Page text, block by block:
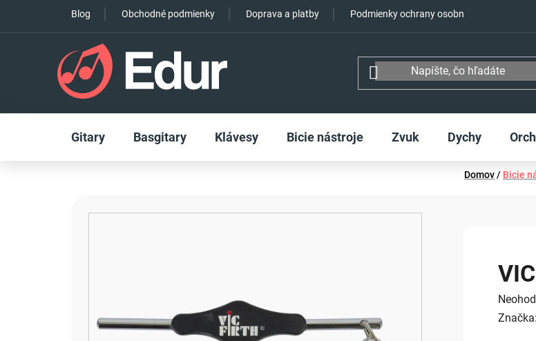
obsah
Blog Obchodné podmienky Doprava a platby Podmienky ochrany osobných údajov
Gitary Basgitary Klávesy Bicie nástroje Zvuk Dychy
Domov/ Bicie
Značka: